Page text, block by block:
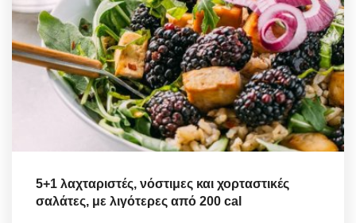
5+1 λαχταριστές, νόστιμες και χορταστικές
σαλάτες, με λιγότερες από 200 cal